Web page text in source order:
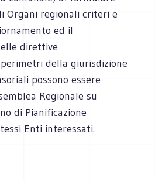
Organi regionali criteri e
ed il
direttive
della giurisdizione
possono essere
Regionale su
di Pianificazione
Enti interessati.